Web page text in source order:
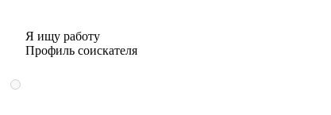
Я ищу работу
Профиль соискателя